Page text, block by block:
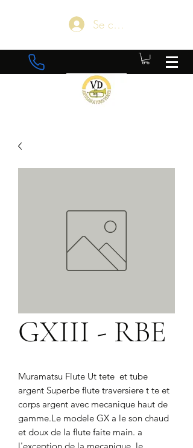
Se connecter
GXIII - RBE
Muramatsu Flute Ut tete  et tube
argent Superbe flute traversiere t te et
corps argent avec mecanique haut de
gamme.Le modele GX a le son chaud
et doux de la flute faite main. a